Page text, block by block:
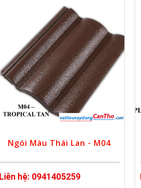
Ngói Màu Thái Lan - M04
Liên hệ: 0941405259